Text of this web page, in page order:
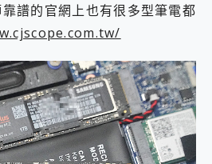
靠譜的官網上也有很多型筆電都